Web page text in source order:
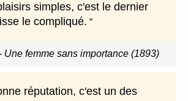
simples, c'est le dernier
le compliqué.
Une femme sans importance (1893)
réputation, c'est un des